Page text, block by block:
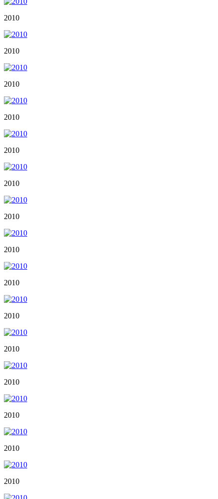
2010
2010
2010
2010
2010
2010
2010
2010
2010
2010
2010
2010
2010
2010
2010